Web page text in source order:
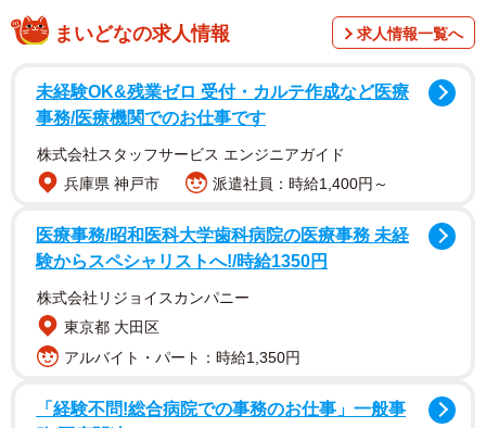
まいどなの求人情報 求人情報一覧へ
未経験OK&残業ゼロ 受付・カルテ作成など医療
事務/医療機関でのお仕事です
株式会社スタッフサービス エンジニアガイド
兵庫県 神戸市
派遣社員：時給1,400円～
医療事務/昭和医科大学歯科病院の医療事務 未経
験からスペシャリストへ!/時給1350円
株式会社リジョイスカンパニー
東京都 大田区
アルバイト・パート：時給1,350円
「経験不問!総合病院での事務のお仕事」一般事